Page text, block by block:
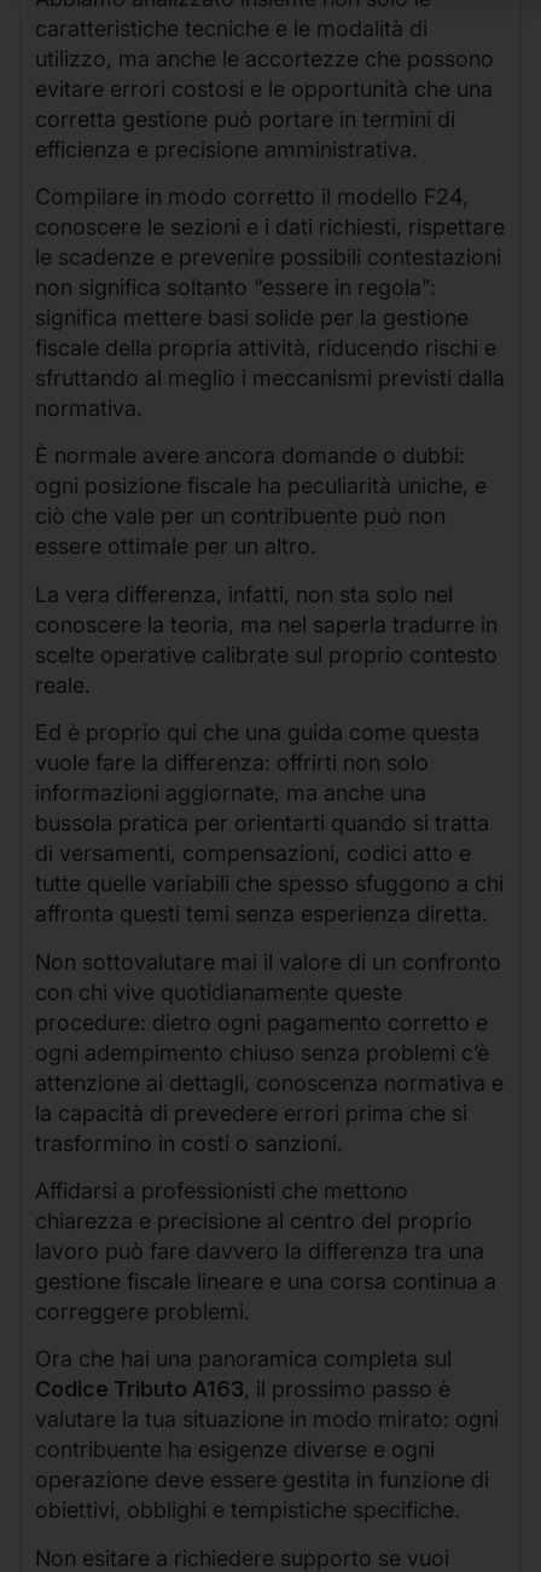
caratteristiche tecniche e le modalità di
utilizzo, ma anche le accortezze che possono
evitare errori costosi e le opportunità che una
corretta gestione può portare in termini di
efficienza e precisione amministrativa.
Compilare in modo corretto il modello F24,
conoscere le sezioni e i dati richiesti, rispettare
le scadenze e prevenire possibili contestazioni
non significa soltanto “essere in regola”:
significa mettere basi solide per la gestione
fiscale della propria attività, riducendo rischi e
sfruttando al meglio i meccanismi previsti dalla
normativa.
È normale avere ancora domande o dubbi:
ogni posizione fiscale ha peculiarità uniche, e
ciò che vale per un contribuente può non
essere ottimale per un altro.
La vera differenza, infatti, non sta solo nel
conoscere la teoria, ma nel saperla tradurre in
scelte operative calibrate sul proprio contesto
reale.
Ed è proprio qui che una guida come questa
vuole fare la differenza: offrirti non solo
informazioni aggiornate, ma anche una
bussola pratica per orientarti quando si tratta
di versamenti, compensazioni, codici atto e
tutte quelle variabili che spesso sfuggono a chi
affronta questi temi senza esperienza diretta.
Non sottovalutare mai il valore di un confronto
con chi vive quotidianamente queste
procedure: dietro ogni pagamento corretto e
ogni adempimento chiuso senza problemi c’è
attenzione ai dettagli, conoscenza normativa e
la capacità di prevedere errori prima che si
trasformino in costi o sanzioni.
Affidarsi a professionisti che mettono
chiarezza e precisione al centro del proprio
lavoro può fare davvero la differenza tra una
gestione fiscale lineare e una corsa continua a
correggere problemi.
Ora che hai una panoramica completa sul
Codice Tributo A163, il prossimo passo è
valutare la tua situazione in modo mirato: ogni
contribuente ha esigenze diverse e ogni
operazione deve essere gestita in funzione di
obiettivi, obblighi e tempistiche specifiche.
Non esitare a richiedere supporto se vuoi